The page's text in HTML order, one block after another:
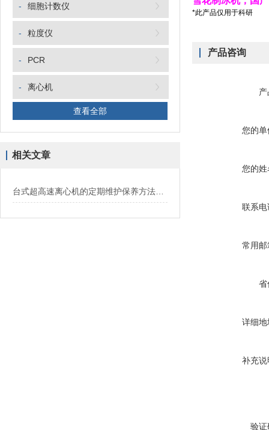
- 细胞计数仪
- 粒度仪
- PCR
- 离心机
查看全部
相关文章
*此产品仅用于科研
产品咨询
您的单
您的姓
联系电
常用邮
省
详细地
补充说
验证